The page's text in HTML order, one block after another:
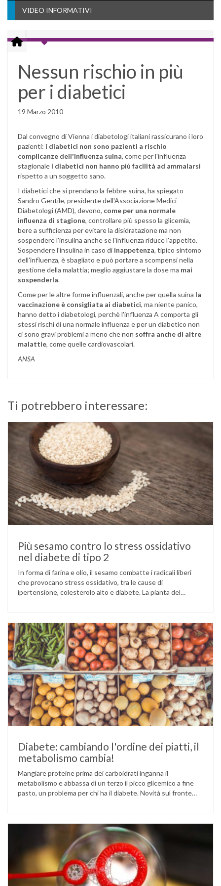
VIDEO INFORMATIVI
Nessun rischio in più
per i diabetici
19 Marzo 2010
Dal convegno di Vienna i diabetologi italiani rassicurano i loro
pazienti: i diabetici non sono pazienti a rischio
complicanze dell'influenza suina, come per l'influenza
stagionale i diabetici non hanno più facilità ad ammalarsi
rispetto a un soggetto sano.
I diabetici che si prendano la febbre suina, ha spiegato
Sandro Gentile, presidente dell'Associazione Medici
Diabetologi (AMD), devono, come per una normale
influenza di stagione, controllare più spesso la glicemia,
bere a sufficienza per evitare la disidratazione ma non
sospendere l'insulina anche se l'influenza riduce l'appetito.
Sospendere l'insulina in caso di inappetenza, tipico sintomo
dell'influenza, è sbagliato e può portare a scompensi nella
gestione della malattia; meglio aggiustare la dose ma mai
sospenderla.
Come per le altre forme influenzali, anche per quella suina la
vaccinazione è consigliata ai diabetici, ma niente panico,
hanno detto i diabetologi, perchè l'influenza A comporta gli
stessi rischi di una normale influenza e per un diabetico non
ci sono gravi problemi a meno che non soffra anche di altre
malattie, come quelle cardiovascolari.
ANSA
Ti potrebbero interessare:
Più sesamo contro lo stress ossidativo
nel diabete di tipo 2
In forma di farina e olio, il sesamo combatte i radicali liberi
che provocano stress ossidativo, tra le cause di
ipertensione, colesterolo alto e diabete. La pianta del
utilizzati per la preparazione di numerosi piatti, ma …
Diabete: cambiando l'ordine dei piatti, il
metabolismo cambia!
Mangiare proteine prima dei carboidrati inganna il
metabolismo e abbassa di un terzo il picco glicemico a fine
pasto, un problema per chi ha il diabete. Novità sul fronte
come ingannare il metabolismo ed evitare che gli zuccheri …